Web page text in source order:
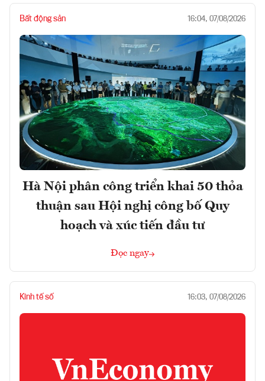
Bất động sản 16:04, 07/08/2026
Hà Nội phân công triển khai 50 thỏa
thuận sau Hội nghị công bố Quy
hoạch và xúc tiến đầu tư
Đọc ngay
Kinh tế số 16:03, 07/08/2026